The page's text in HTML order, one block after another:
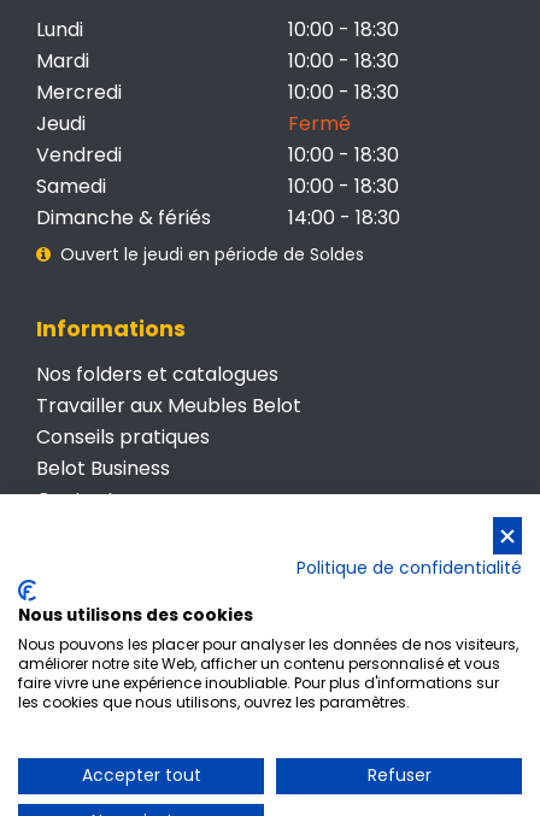
Lundi
10:00 - 18:30
Mardi
10:00 - 18:30
Mercredi
10:00 - 18:30
Jeudi
Fermé
Vendredi
10:00 - 18:30
Samedi
10:00 - 18:30
Dimanche & fériés
14:00 - 18:30
Ouvert le jeudi en période de Soldes
Informations
Nos folders et catalogues
Travailler aux Meubles Belot
Conseils pratiques
Belot Business
Contactez-nous
© Meubles Belot • TVA BE 0412 512 987
Politique de confidentialité
Nous utilisons des cookies
Nous pouvons les placer pour analyser les données de nos visiteurs,
améliorer notre site Web, afficher un contenu personnalisé et vous
faire vivre une expérience inoubliable. Pour plus d'informations sur
les cookies que nous utilisons, ouvrez les paramètres.
Accepter tout
Refuser